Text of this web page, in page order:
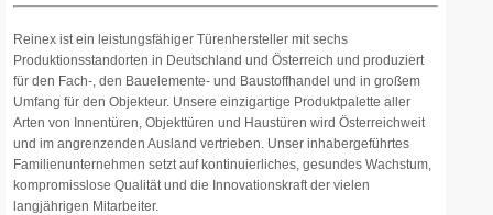
Reinex ist ein leistungsfähiger Türenhersteller mit sechs
Produktionsstandorten in Deutschland und Österreich und produziert
für den Fach-, den Bauelemente- und Baustoffhandel und in großem
Umfang für den Objekteur. Unsere einzigartige Produktpalette aller
Arten von Innentüren, Objekttüren und Haustüren wird Österreichweit
und im angrenzenden Ausland vertrieben. Unser inhabergeführtes
Familienunternehmen setzt auf kontinuierliches, gesundes Wachstum,
kompromisslose Qualität und die Innovationskraft der vielen
langjährigen Mitarbeiter.